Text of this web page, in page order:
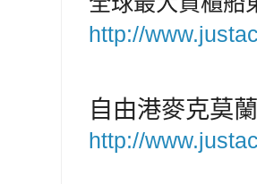
http://
自由港麥克莫
http://